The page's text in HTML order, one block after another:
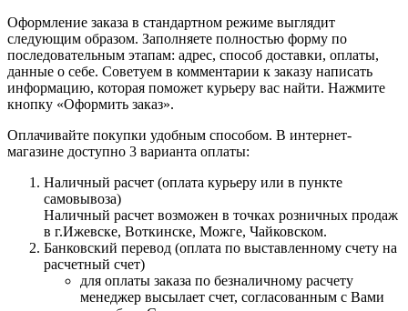
Оформление заказа в стандартном режиме выглядит
следующим образом. Заполняете полностью форму по
последовательным этапам: адрес, способ доставки, оплаты,
данные о себе. Советуем в комментарии к заказу написать
информацию, которая поможет курьеру вас найти. Нажмите
кнопку «Оформить заказ».
Оплачивайте покупки удобным способом. В интернет-
магазине доступно 3 варианта оплаты:
Наличный расчет (оплата курьеру или в пункте
самовывоза)
Наличный расчет возможен в точках розничных продаж
в г.Ижевске, Воткинске, Можге, Чайковском.
Банковский перевод (оплата по выставленному счету на
расчетный счет)
для оплаты заказа по безналичному расчету
менеджер высылает счет, согласованным с Вами